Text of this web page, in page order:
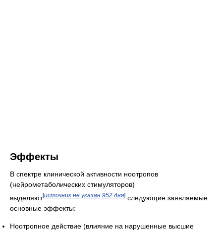
Эффекты
В спектре клинической активности ноотропов
(нейрометаболических стимуляторов)
выделяют[источник не указан 952 дня] следующие заявляемые
основные эффекты:
Ноотропное действие (влияние на нарушенные высшие